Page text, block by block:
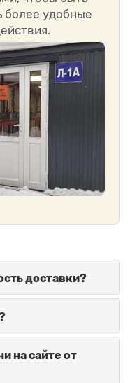
более удобные
доставки?
на сайте от